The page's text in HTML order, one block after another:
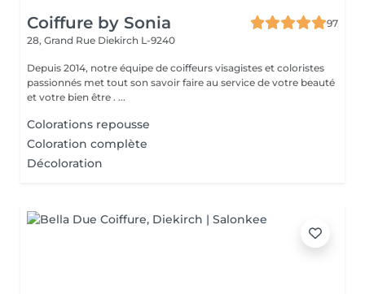
Coiffure by Sonia
97
28, Grand Rue Diekirch L-9240
Depuis 2014, notre équipe de coiffeurs visagistes et coloristes
passionnés met tout son savoir faire au service de votre beauté
et votre bien être . ...
Colorations repousse
Coloration complète
Décoloration